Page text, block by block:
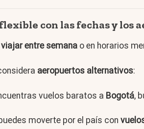
flexible con las fechas y los
viajar entre semana o en horarios
aeropuertos alternativos:
vuelos baratos a Bogotá,
moverte por el país con